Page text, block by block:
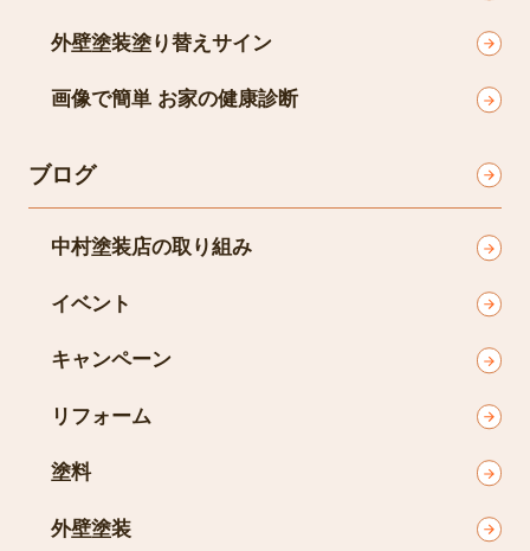
外壁塗装塗り替えサイン
画像で簡単 お家の健康診断
ブログ
中村塗装店の取り組み
イベント
キャンペーン
リフォーム
塗料
外壁塗装